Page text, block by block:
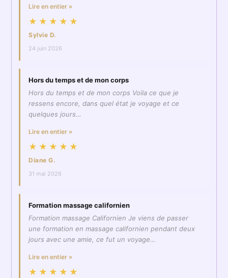
Lire en entier »
★★★★★
Sylvie D.
24 juin 2026
Hors du temps et de mon corps
Hors du temps et de mon corps Voila ce que je
ressens encore, dans quel état je voyage et ce
quelques jours…
Lire en entier »
★★★★★
Diane G.
31 mai 2026
Formation massage californien
Formation massage Californien Je viens de passer
une formation en massage californien pendant deux
jours avec une amie, ce fut un voyage…
Lire en entier »
★★★★★